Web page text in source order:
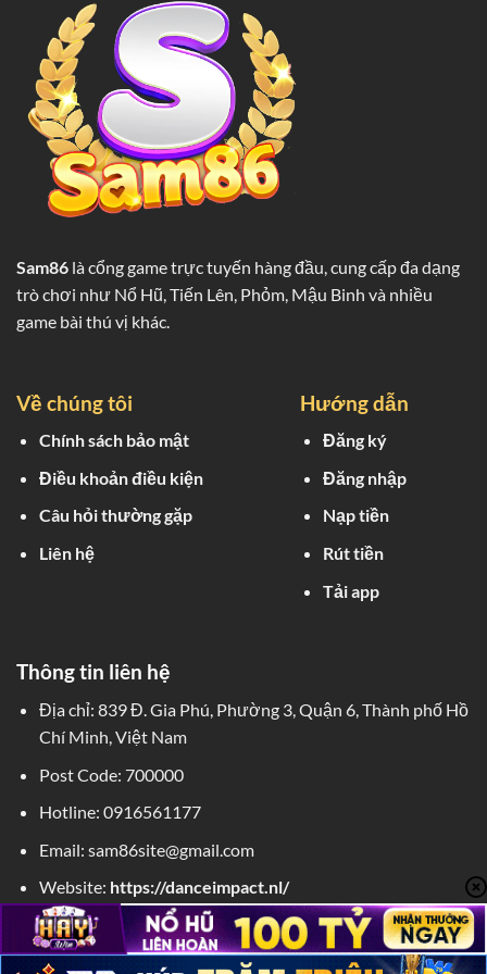
Trên
Bàn
Cá
Cược
Sam86 là cổng game trực tuyến hàng đầu, cung cấp đa dạng
trò chơi như Nổ Hũ, Tiến Lên, Phỏm, Mậu Binh và nhiều
game bài thú vị khác.
Về chúng tôi
Chính sách bảo mật
Điều khoản điều kiện
Câu hỏi thường gặp
Liên hệ
Hướng dẫn
Đăng ký
Đăng nhập
Nạp tiền
Rút tiền
Tải app
Thông tin liên hệ
Địa chỉ: 839 Đ. Gia Phú, Phường 3, Quận 6, Thành phố Hồ
Chí Minh, Việt Nam
Post Code: 700000
Hotline: 0916561177
Email: sam86site@gmail.com
Website: https://danceimpact.nl/